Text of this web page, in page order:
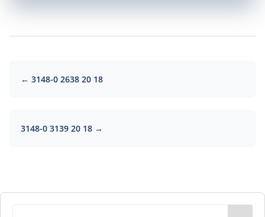
← 3148-0 2638 20 18
3148-0 3139 20 18 →